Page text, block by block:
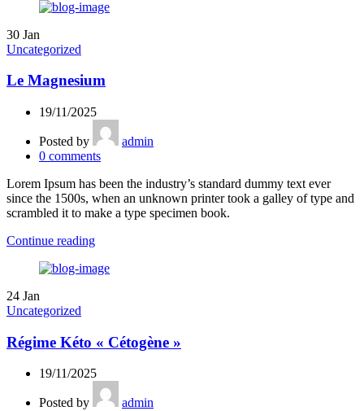
30 Jan
Uncategorized
Le Magnesium
19/11/2025
Posted by
admin
0 comments
Lorem Ipsum has been the industry’s standard dummy text ever
since the 1500s, when an unknown printer took a galley of type and
scrambled it to make a type specimen book.
Continue reading
24 Jan
Uncategorized
Régime Kéto « Cétogène »
19/11/2025
Posted by
admin